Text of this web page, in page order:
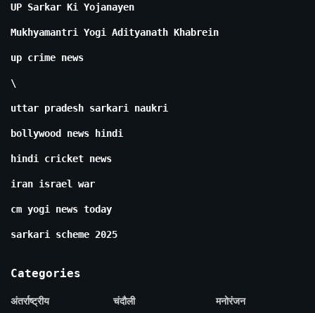
UP Sarkar Ki Yojanayen
Mukhyamantri Yogi Adityanath Khabrein
up crime news
\
uttar pradesh sarkari naukri
bollywood news hindi
hindi cricket news
iran israel war
cm yogi news today
sarkari scheme 2025
Categories
अंतर्राष्ट्रीय
चंदौली
मनोरंजन